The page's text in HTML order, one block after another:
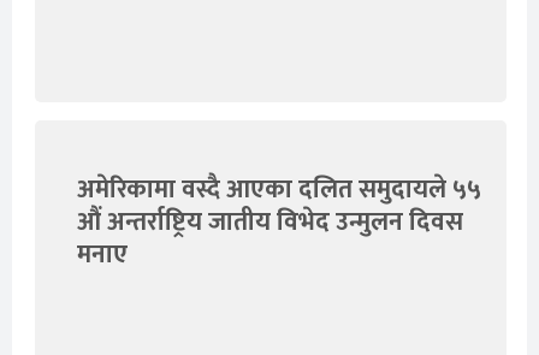
अमेरिकामा वस्दै आएका दलित समुदायले ५५
औं अन्तर्राष्ट्रिय जातीय विभेद उन्मुलन दिवस
मनाए